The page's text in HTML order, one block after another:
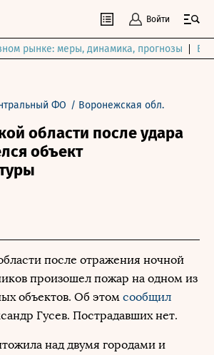
Войти
рынке: меры, динамика, прогнозы
ФО / Воронежская обл.
области после удара
объект
после отражения ночной
произошел пожар на одном из
объектов. Об этом сообщил
Гусев. Пострадавших нет.
над двумя городами и